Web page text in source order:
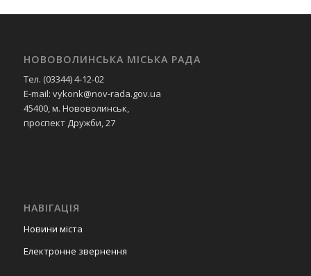
НОВОВОЛИНСЬКА МІСЬКА РАДА
Тел. (03344) 4-12-02
E-mail: vykonk@nov-rada.gov.ua
45400, м. Нововолинськ,
проспект Дружби, 27
НАВІГАЦІЯ
Новини міста
Електронне звернення